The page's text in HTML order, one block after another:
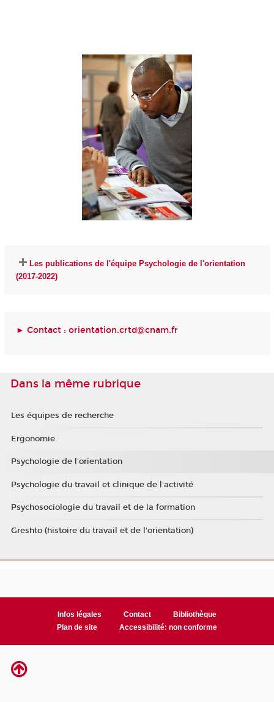
Les publications de l'équipe Psychologie de l'orientation
(2017-2022)
► Contact : orientation.crtd@cnam.fr
Dans la même rubrique
Les équipes de recherche
Ergonomie
Psychologie de l'orientation
Psychologie du travail et clinique de l'activité
Psychosociologie du travail et de la formation
Greshto (histoire du travail et de l'orientation)
Infos légales Contact
Bibliothèque
Plan de site
Accessibilité: non conforme